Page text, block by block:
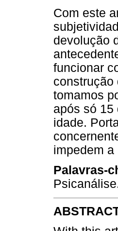
Com este
devolução
funcionar
construção
tomamos
após só 15
idade.
impedem
Palavras-